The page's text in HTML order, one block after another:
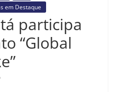
em Destaque
participa
“Global